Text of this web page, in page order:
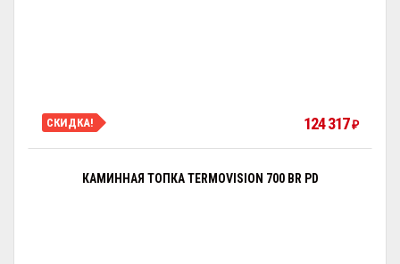
СКИДКА! 124 317 ₽
КАМИННАЯ ТОПКА TERMOVISION 700 BR PD